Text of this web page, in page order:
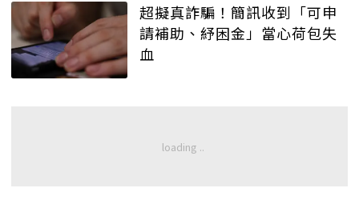
超擬真詐騙！簡訊收到「可申
請補助、紓困金」當心荷包失
血